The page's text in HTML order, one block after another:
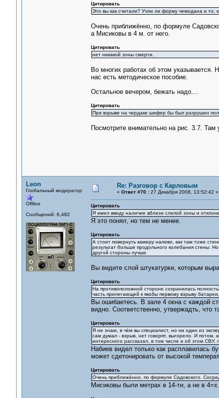
Цитировать
Это вы как считали? Учли ли форму чемодана и то,
Очень приближённо, по формуле
а Мисиковы в 4 м. от него.
Цитировать
нет никакой зоны смерти.
Во многих работах об этом указывается.
нас есть методическое пособие.
Остальное вечером, бежать надо....
Цитировать
При взрыве на чердаке шифер бы был разрушен
Посмотрите внимательно на рис. 3.7.
Leon
Глобальный модератор
Offline
Сообщений: 6,482
Re: Разговор с Карловым
« Ответ #70 :27 Декабря 2008, 13:52:42 »
Цитировать
Я имел ввиду наличие вблизи слепой зоны и
Я это понял, но тем не менее.
Цитировать
А стоит повернуть камеру налево, как там тоже
результат больше продольного колебания стены.
другой стороны лучше.
Вы видите слой штукатурки, которым
Цитировать
На противоположной стороне сохранилась
часть прилегающей к якобы первому взрыву
Вы ошибаетесь. В зале 4 окна с каждой
видно. Соответственно, утвержадть, что
Цитировать
Я не знаю, в чём вы специалист, но ни один из
сам думал - взрыв, нет говорят, выгорело. И потом,
интересного рассказал, в том числе и об этом СВУ,
Набиев видел только как расплавилась
может сдетонировать от высокой
Цитировать
Очень приближённо, по формуле Садовского.
Мисиковы были метрах в 14-ти, а не в